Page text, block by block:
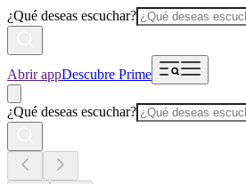
¿Qué deseas escuchar?
Abrir appDescubre Prime
¿Qué deseas escuchar?